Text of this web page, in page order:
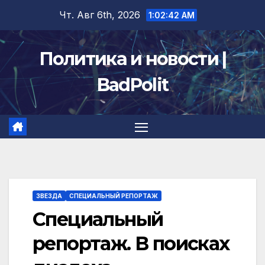
содержимому
Чт. Авг 6th, 2026 1:02:43 AM
Политика и новости |
BadPolit
ЗВЕЗДА СПЕЦИАЛЬНЫЙ РЕПОРТАЖ
Специальный
репортаж. В поисках